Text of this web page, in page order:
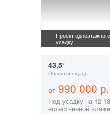
Проект
усадку
43,5²
Общая площадь
от990 000 р.
Под усадку на 12-
естественной